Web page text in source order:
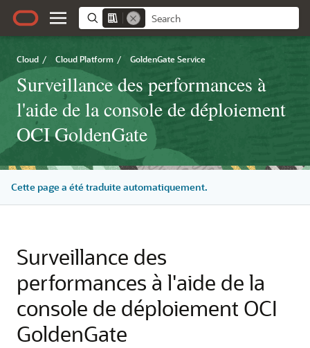
Cloud / Cloud Platform / GoldenGate Service
Surveillance des performances à
l'aide de la console de déploiement
OCI GoldenGate
Cette page a été traduite automatiquement.
Surveillance des
performances à l'aide de la
console de déploiement OCI
GoldenGate